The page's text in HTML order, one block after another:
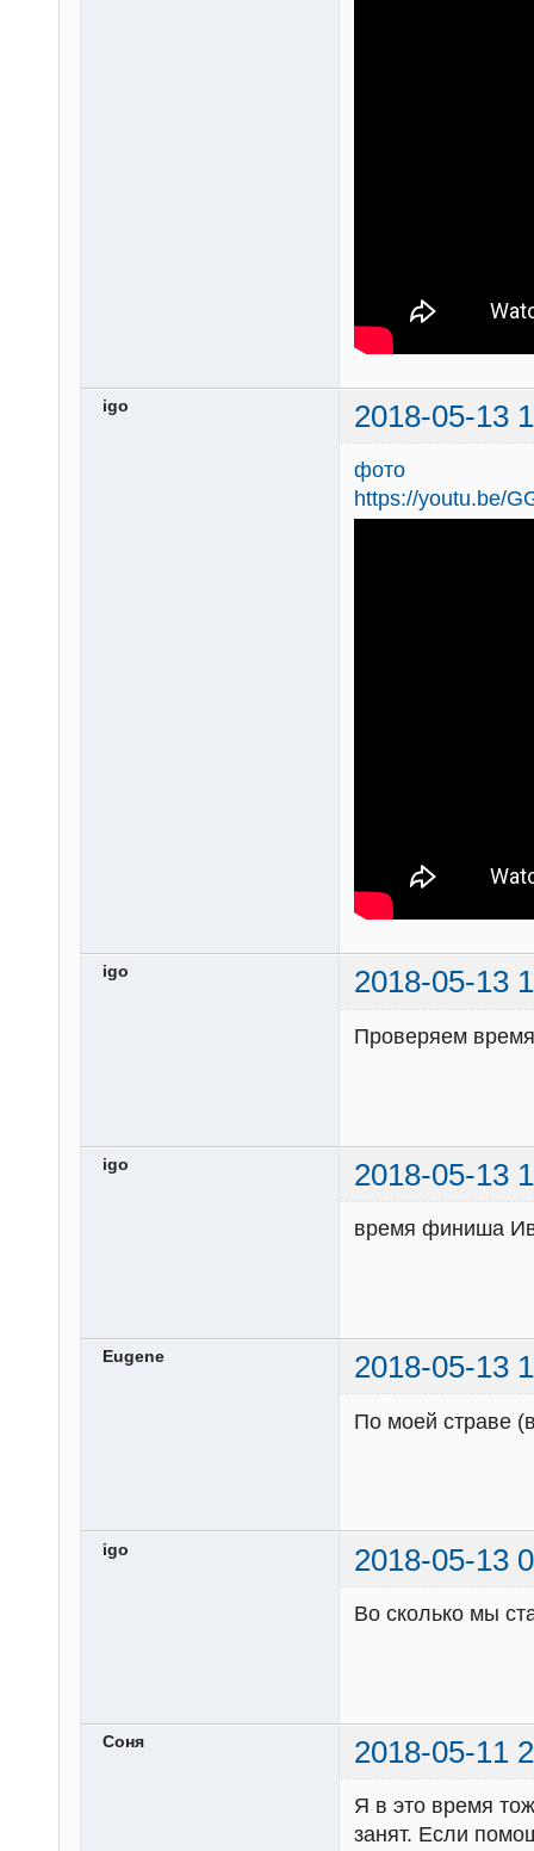
igo 2018-05-13
фото
https://youtu.be/
igo 2018-05-13
Проверяем время
igo 2018-05-13
время финиша
Eugene 2018-05-13
По моей страве
igo 2018-05-13
Во сколько мы
Соня 2018-05-11
Я в это время
занят. Если